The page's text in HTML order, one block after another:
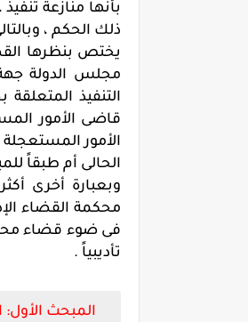
بأنها منازعة
ذلك الحكم ،
مجلس الدولة
التنفيذ
قاضى الأمور
الأمور
الحالى أم طبقاً
وبعبارة أخرى
فى ضوء قضاء
تأديبياً .
المبحث